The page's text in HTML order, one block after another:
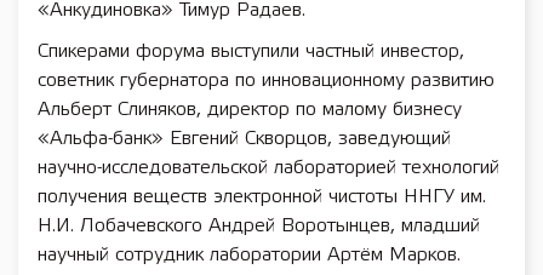
«Анкудиновка» Тимур Радаев.
Спикерами форума выступили частный инвестор,
советник губернатора по инновационному развитию
Альберт Слиняков, директор по малому бизнесу
«Альфа-банк» Евгений Скворцов, заведующий
научно-исследовательской лабораторией технологий
получения веществ электронной чистоты ННГУ им.
Н.И. Лобачевского Андрей Воротынцев, младший
научный сотрудник лаборатории Артём Марков.